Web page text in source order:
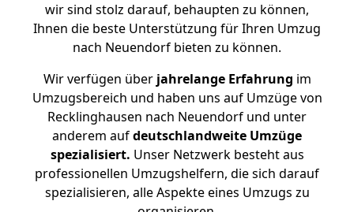
wir sind stolz darauf, behaupten zu können,
Ihnen die beste Unterstützung für Ihren Umzug
nach Neuendorf bieten zu können.
Wir verfügen überjahrelange Erfahrung im
Umzugsbereich und haben uns auf Umzüge von
Recklinghausen nach Neuendorf und unter
anderem aufdeutschlandweite Umzüge
spezialisiert. Unser Netzwerk besteht aus
professionellen Umzugshelfern, die sich darauf
spezialisieren, alle Aspekte eines Umzugs zu